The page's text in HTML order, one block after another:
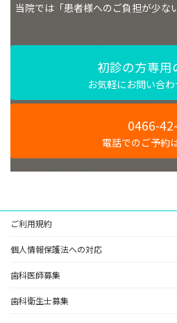
当院では「患者様へのご負担が少な
初診の方専用
お気軽にお問い合
0466-
電話でのご予約
ご利用規約
個人情報保護法への対応
歯科医師募集
歯科衛生士募集